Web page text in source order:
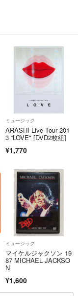
ミュージック
ARASHI Live Tour 201
3 “LOVE" [DVD2枚組]
¥1,770
ミュージック
マイケルジャクソン 19
87 MICHAEL JACKSO
N
¥1,600